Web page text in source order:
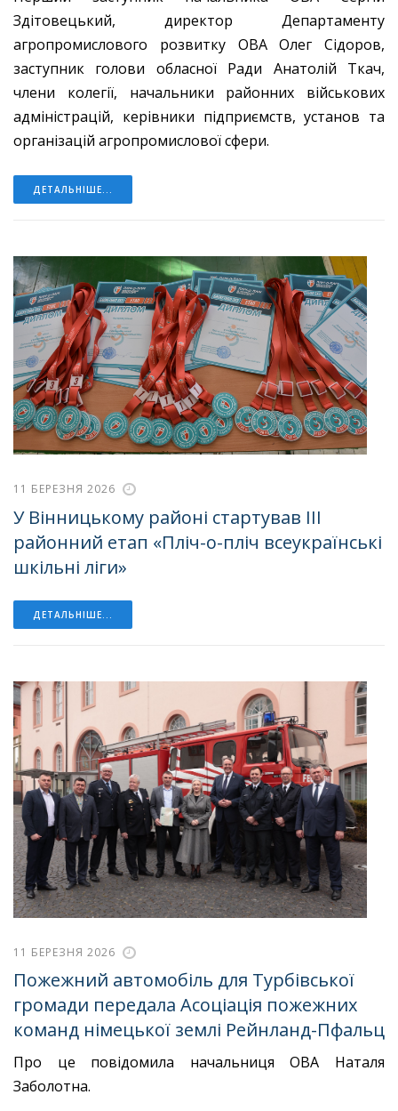
Здітовецький, директор Департаменту
агропромислового розвитку ОВА Олег Сідоров,
заступник голови обласної Ради Анатолій Ткач,
члени колегії, начальники районних військових
адміністрацій, керівники підприємств, установ та
організацій агропромислової сфери.
ДЕТАЛЬНІШЕ...
11 БЕРЕЗНЯ 2026
У Вінницькому районі стартував ІІІ
районний етап «Пліч-о-пліч всеукраїнські
шкільні ліги»
ДЕТАЛЬНІШЕ...
11 БЕРЕЗНЯ 2026
Пожежний автомобіль для Турбівської
громади передала Асоціація пожежних
команд німецької землі Рейнланд-Пфальц
Про це повідомила начальниця ОВА Наталя
Заболотна.